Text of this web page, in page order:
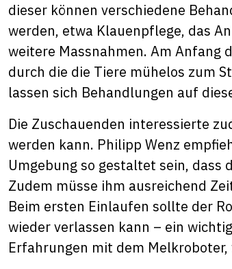
dieser können verschiedene
werden, etwa Klauenpflege, das
weitere Massnahmen. Am Anfang
durch die die Tiere mühelos zum
lassen sich Behandlungen auf
Die Zuschauenden interessierte
werden kann. Philipp Wenz
Umgebung so gestaltet sein, dass
Zudem müsse ihm ausreichend
Beim ersten Einlaufen sollte der
wieder verlassen kann – ein
Erfahrungen mit dem